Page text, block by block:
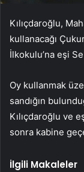
Kılıçdaroğlu,
kullanacağı
İlkokulu’na eşi
Oy kullanmak
sandığın
Kılıçdaroğlu ve
sonra kabine
İlgili Makaleler